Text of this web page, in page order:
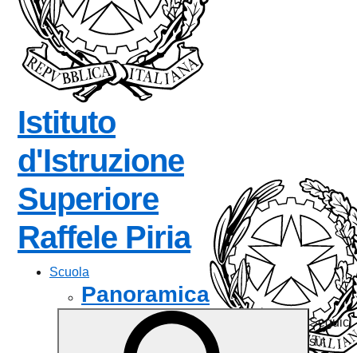
Istituto
d'Istruzione
Superiore
Raffele Piria— Visita la
Scuola
Panoramica
Presentazione
Seguici
su: